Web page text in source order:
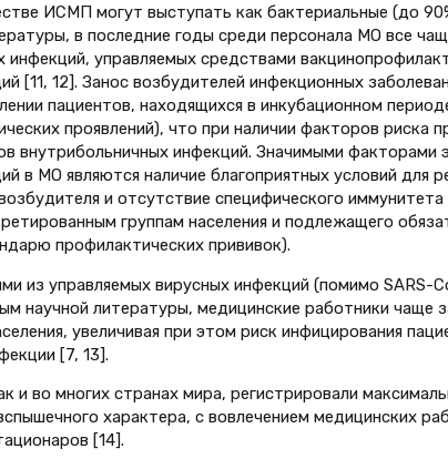
ИСМП могут выступать как бактериальные (до
в последние годы среди персонала МО все
инфекций, управляемых средствами
[11, 12]. Занос возбудителей инфекционных
пациентов, находящихся в инкубационном
проявлений), что при наличии факторов риска
внутрибольничных инфекций. Значимыми факторами
в МО являются наличие благоприятных условий для
и отсутствие специфического
группам населения и подлежащего
профилактических прививок).
из управляемых вирусных инфекций (помимо SARS-
научной литературы, медицинские работники чаще
увеличивая при этом риск инфицирования
[7, 13].
и во многих странах мира, регистрировали
характера, с вовлечением медицинских
[14].